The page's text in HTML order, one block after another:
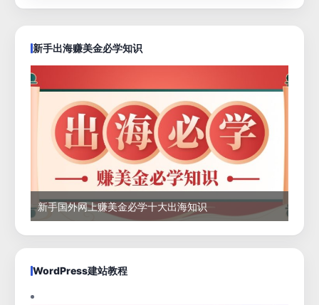
新手出海赚美金必学知识
新手国外网上赚美金必学十大出海知识
WordPress建站教程